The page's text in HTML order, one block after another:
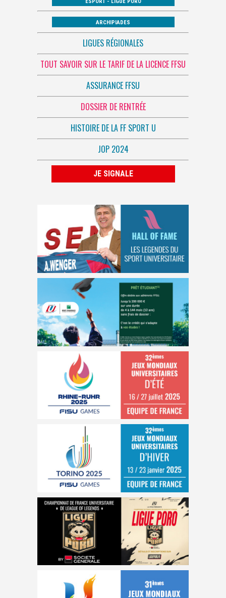
ARCHIPIADES
LIGUES RÉGIONALES
TOUT SAVOIR SUR LE TARIF DE LA LICENCE FFSU
ASSURANCE FFSU
DOSSIER DE RENTRÉE
HISTOIRE DE LA FF SPORT U
JOP 2024
JE SIGNALE